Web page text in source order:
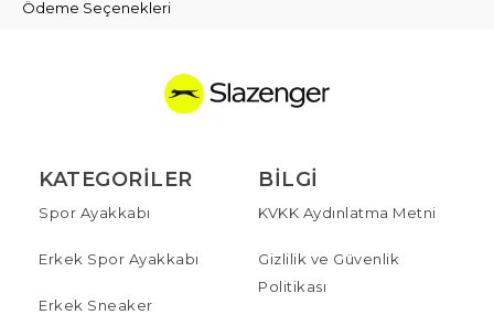
Ödeme Seçenekleri
KATEGORILER
Spor Ayakkabı
Erkek Spor Ayakkabı
Erkek Sneaker
BILGI
KVKK Aydınlatma Metni
Gizlilik ve Güvenlik
Politikası